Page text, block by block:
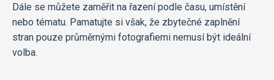
Dále se můžete zaměřit na řazení podle času, umístění
nebo tématu. Pamatujte si však, že zbytečné zaplnění
stran pouze průměrnými fotografiemi nemusí být ideální
volba.